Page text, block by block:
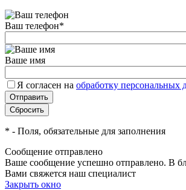
Ваш телефон*
Ваше имя
Я согласен на обработку персональных
* - Поля, обязательные для заполнения
Сообщение отправлено
Ваше сообщение успешно отправлено. В
Вами свяжется наш специалист
Закрыть окно